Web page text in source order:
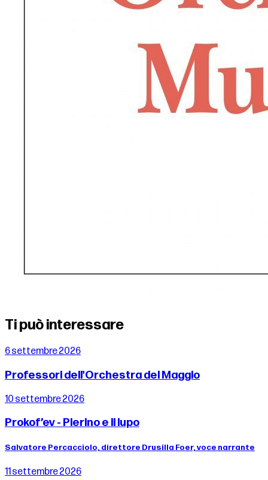
Ti può interessare
6 settembre 2026
Professori dell'Orchestra del Maggio
10 settembre 2026
Prokof’ev - Pierino e il lupo
Salvatore Percacciolo, direttore Drusilla Foer, voce narrante
11 settembre 2026